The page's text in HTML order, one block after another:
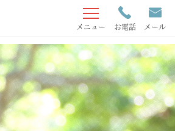
メニュー お電話 メール